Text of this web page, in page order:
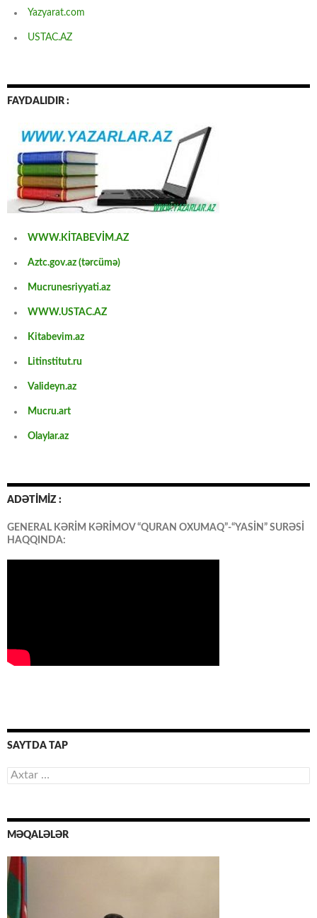
Yazyarat.com
USTAC.AZ
FAYDALIDIR :
WWW.KİTABEVİM.AZ
Aztc.gov.az (tərcümə)
Mucrunesriyyati.az
WWW.USTAC.AZ
Kitabevim.az
Litinstitut.ru
Valideyn.az
Mucru.art
Olaylar.az
ADƏTİMİZ :
GENERAL KƏRİM KƏRİMOV “QURAN OXUMAQ”-“YASİN” SURƏSİ
HAQQINDA:
SAYTDA TAP
Axtarış:
MƏQALƏLƏR